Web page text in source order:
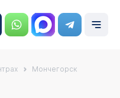
Мончегорск